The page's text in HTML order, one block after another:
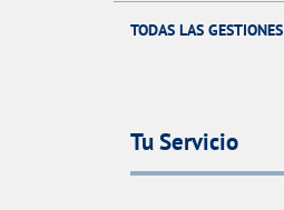
TODAS LAS GESTIONES
Tu Servicio